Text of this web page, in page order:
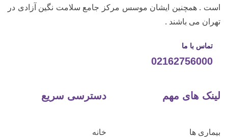
است . همچنین ایشان موسس مرکز جامع سلامت نگین آزادی در
تهران می باشند .
تماس با ما
02162756000
لینک های مهم
بیماری ها
دسترسی سریع
خانه